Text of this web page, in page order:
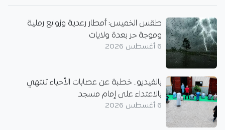
طقس الخميس: أمطار رعدية وزوابع رملية
وموجة حر بعدة ولايات
6 أغسطس 2026
بالفيديو.. خطبة عن عصابات الأحياء تنتهي
بالاعتداء على إمام مسجد
6 أغسطس 2026